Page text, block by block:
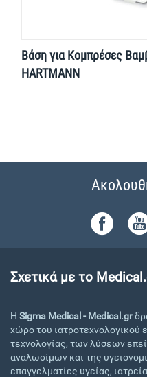
Βάση για Κομπρέσες
HARTMANN
Σχετικά με το
Η Sigma Medical - Medical.gr
χώρο του ιατροτεχνολογικού
τεχνολογίας, των λύσεων
αναλωσίμων και της
επαγγελματίες υγείας,